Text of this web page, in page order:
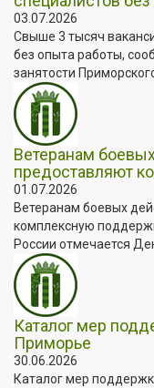
03.07.2026
Свыше 3 тысяч
без опыта работы,
занятости
Ветеранам
предоставляют
01.07.2026
Ветеранам боевых
комплексную
России отмечается
Каталог мер
Приморье
30.06.2026
Каталог мер